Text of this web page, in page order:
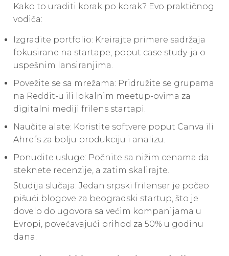
Kako to uraditi korak po korak? Evo praktičnog
vodiča:
Izgradite portfolio: Kreirajte primere sadržaja
fokusirane na startape, poput case study-ja o
uspešnim lansiranjima.
Povežite se sa mrežama: Pridružite se grupama
na Reddit-u ili lokalnim meetup-ovima za
digitalni mediji frilens startapi.
Naučite alate: Koristite softvere poput Canva ili
Ahrefs za bolju produkciju i analizu.
Ponudite usluge: Počnite sa nižim cenama da
steknete recenzije, a zatim skalirajte.
Studija slučaja: Jedan srpski frilenser je počeo
pišući blogove za beogradski startup, što je
dovelo do ugovora sa većim kompanijama u
Evropi, povećavajući prihod za 50% u godinu
dana.